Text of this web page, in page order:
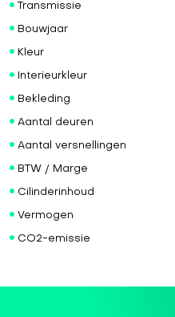
Transmissie
Bouwjaar
Kleur
Interieurkleur
Bekleding
Aantal deuren
Aantal versnellingen
BTW / Marge
Cilinderinhoud
Vermogen
CO2-emissie